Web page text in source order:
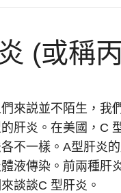
(或稱
來説並不陌生，我
肝炎。在美國，C
不一樣。A型肝炎
液傳染。前兩種肝
談談C 型肝炎。